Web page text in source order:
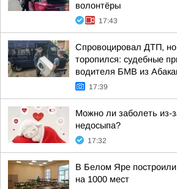
волонтёры
17:43
Спровоцировал ДТП,
торопился: судебные
водителя БМВ из
17:39
Можно ли заболеть из-
недосыпа?
17:32
В Белом Яре
на 1000 мест